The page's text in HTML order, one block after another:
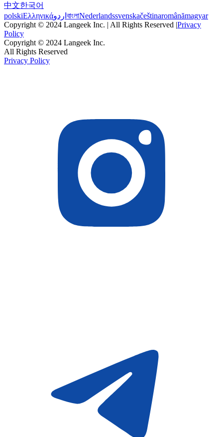
中文한국어
polskiΕλληνικάاردو বাংলাNederlandssvenskačeštinaromânămagyar
Copyright © 2024 Langeek Inc. | All Rights Reserved |Privacy
Policy
Copyright © 2024 Langeek Inc.
All Rights Reserved
Privacy Policy